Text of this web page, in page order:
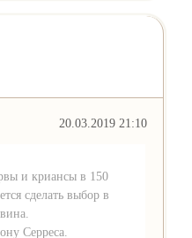
20.03.2019 21:10
и криансы в 150
сделать выбор в
Серреса.